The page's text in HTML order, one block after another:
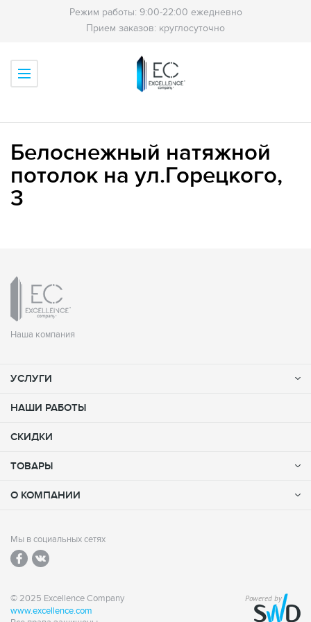
Режим работы: 9:00-22:00 ежедневно
Прием заказов: круглосуточно
Белоснежный натяжной
потолок на ул.Горецкого,
3
Наша компания
УСЛУГИ
НАШИ РАБОТЫ
СКИДКИ
ТОВАРЫ
О КОМПАНИИ
© 2025 Excellence Company
www.excellence.com
Мы в социальных сетях
Powered by